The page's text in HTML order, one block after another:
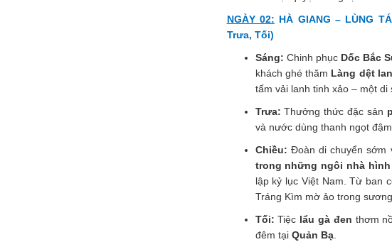
NGÀY 02: HÀ GIANG – LÙNG
Trưa, Tối)
Sáng: Chinh phục Dốc Bắc
khách ghé thăm Làng dệt
tấm vải lanh tinh xảo – một
Trưa: Thưởng thức đặc sản
và nước dùng thanh ngọt đậm
Chiều: Đoàn di chuyển sớm
trong những ngôi nhà hình
lập kỷ lục Việt Nam. Từ ban
Tráng Kìm mờ ảo trong
Tối: Tiệc lẩu gà đen thơm
đêm tại Quản Bạ.